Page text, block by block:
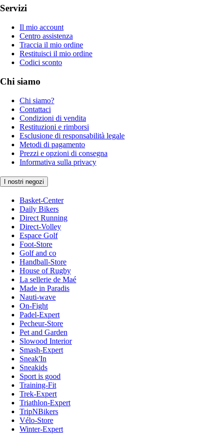
Servizi
Il mio account
Centro assistenza
Traccia il mio ordine
Restituisci il mio ordine
Codici sconto
Chi siamo
Chi siamo?
Contattaci
Condizioni di vendita
Restituzioni e rimborsi
Esclusione di responsabilità legale
Metodi di pagamento
Prezzi e opzioni di consegna
Informativa sulla privacy
I nostri negozi
Basket-Center
Daily Bikers
Direct Running
Direct-Volley
Espace Golf
Foot-Store
Golf and co
Handball-Store
House of Rugby
La sellerie de Maé
Made in Paradis
Nauti-wave
On-Fight
Padel-Expert
Pecheur-Store
Pet and Garden
Slowood Interior
Smash-Expert
Sneak'In
Sneakids
Sport is good
Training-Fit
Trek-Expert
Triathlon-Expert
TripNBikers
Vélo-Store
Winter-Expert